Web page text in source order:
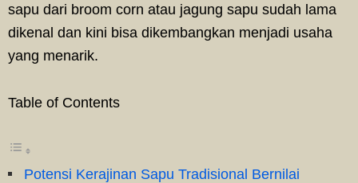
sapu dari broom corn atau jagung sapu sudah lama
dikenal dan kini bisa dikembangkan menjadi usaha
yang menarik.
Table of Contents
Potensi Kerajinan Sapu Tradisional Bernilai